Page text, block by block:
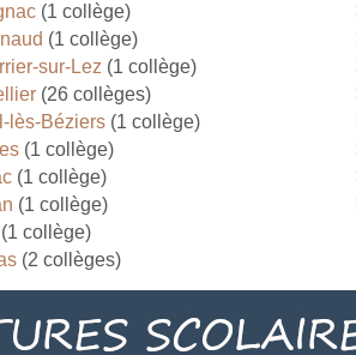
(1 collège)
(1 collège)
sur-Lez (1 collège)
(26 collèges)
lès-Béziers (1 collège)
(1 collège)
(1 collège)
(1 collège)
(1 collège)
(2 collèges)